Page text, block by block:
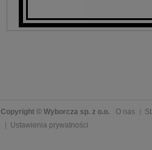
Copyright © Wyborcza sp. z o.o. O nas
Ustawienia prywatności